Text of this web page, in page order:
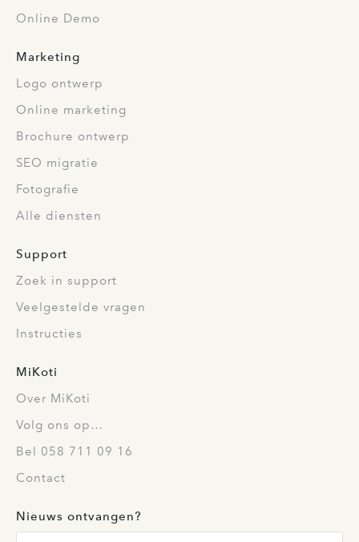
Online Demo
Marketing
Logo ontwerp
Online marketing
Brochure ontwerp
SEO migratie
Fotografie
Alle diensten
Support
Zoek in support
Veelgestelde vragen
Instructies
MiKoti
Over MiKoti
Volg ons op…
Bel 058 711 09 16
Contact
Nieuws ontvangen?